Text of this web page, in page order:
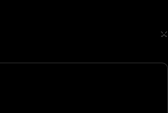
×